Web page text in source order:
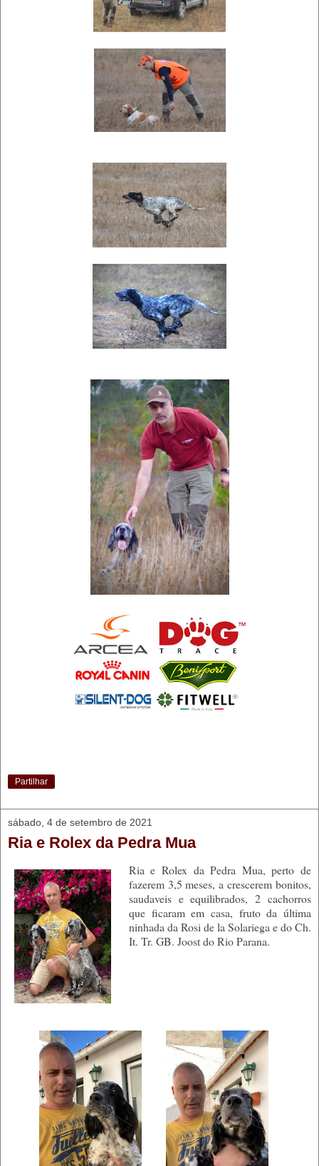
Partilhar
sábado, 4 de setembro de 2021
Ria e Rolex da Pedra Mua
Ria e Rolex da Pedra Mua, perto de
fazerem 3,5 meses, a crescerem bonitos,
saudaveis e equilibrados, 2 cachorros
que ficaram em casa, fruto da última
ninhada da Rosi de la Solariega e do Ch.
It. Tr. GB. Joost do Rio Parana.